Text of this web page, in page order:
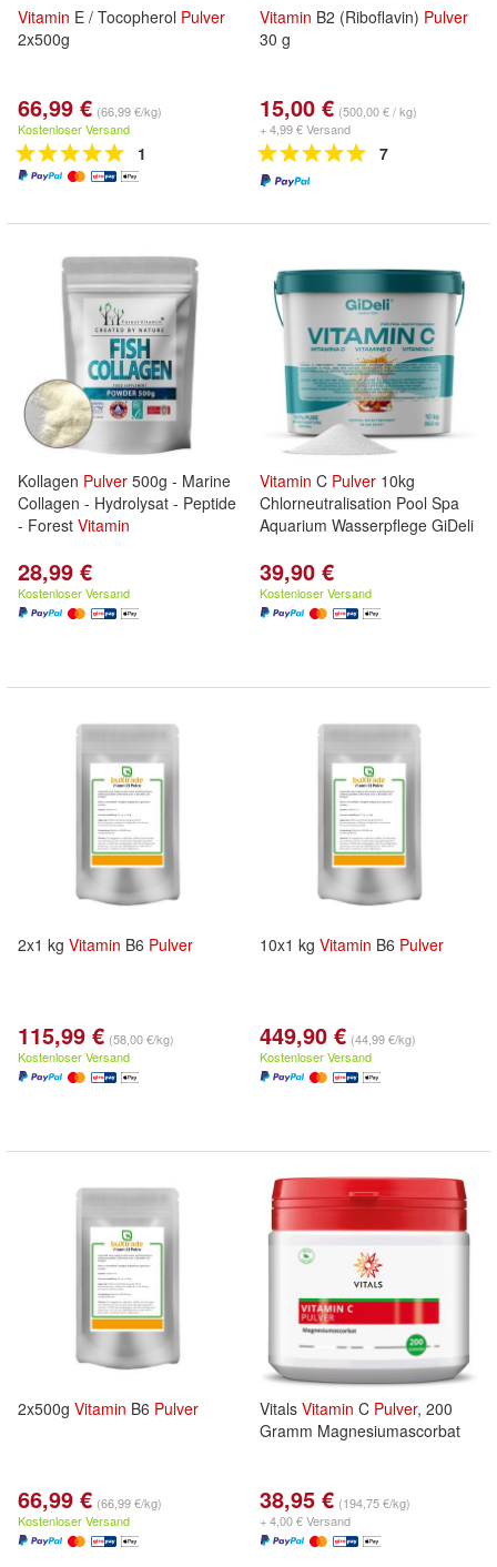
Vitamin E / Tocopherol Pulver
2x500g
66,99 € (66,99 €/kg)
Kostenloser Versand
1
Vitamin B2 (Riboflavin) Pulver
30 g
15,00 € (500,00 € / kg)
+ 4,99 € Versand
7
Kollagen Pulver 500g - Marine
Collagen - Hydrolysat - Peptide
- Forest Vitamin
28,99 €
Kostenloser Versand
Vitamin C Pulver 10kg
Chlorneutralisation Pool Spa
Aquarium Wasserpflege GiDeli
39,90 €
Kostenloser Versand
2x1 kg Vitamin B6 Pulver
115,99 € (58,00 €/kg)
Kostenloser Versand
10x1 kg Vitamin B6 Pulver
449,90 € (44,99 €/kg)
Kostenloser Versand
2x500g Vitamin B6 Pulver
66,99 € (66,99 €/kg)
Kostenloser Versand
Vitals Vitamin C Pulver, 200
Gramm Magnesiumascorbat
38,95 € (194,75 €/kg)
+ 4,00 € Versand